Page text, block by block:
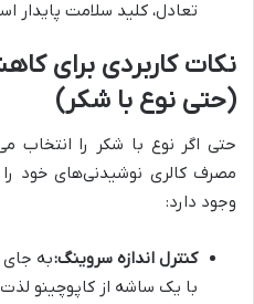
تعادل، کلید سلامت پایدار
نکات کاربردی برای
(حتی نوع با شکر)
حتی اگر نوع با شکر را انتخاب
مصرف کالری نوشیدنی‌های خود
وجود دارد:
کنترل اندازه سروینگ:به جای
با یک ساشه از کاپوچینو